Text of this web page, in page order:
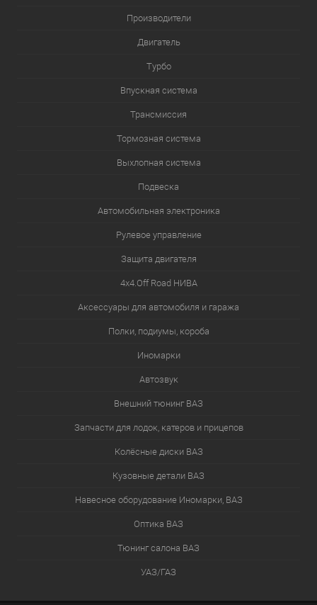
Производители
Двигатель
Турбо
Впускная система
Трансмиссия
Тормозная система
Выхлопная система
Подвеска
Автомобильная электроника
Рулевое управление
Защита двигателя
4х4.Off Road НИВА
Аксессуары для автомобиля и гаража
Полки, подиумы, короба
Иномарки
Автозвук
Внешний тюнинг ВАЗ
Запчасти для лодок, катеров и прицепов
Колёсные диски ВАЗ
Кузовные детали ВАЗ
Навесное оборудование Иномарки, ВАЗ
Оптика ВАЗ
Тюнинг салона ВАЗ
УАЗ/ГАЗ